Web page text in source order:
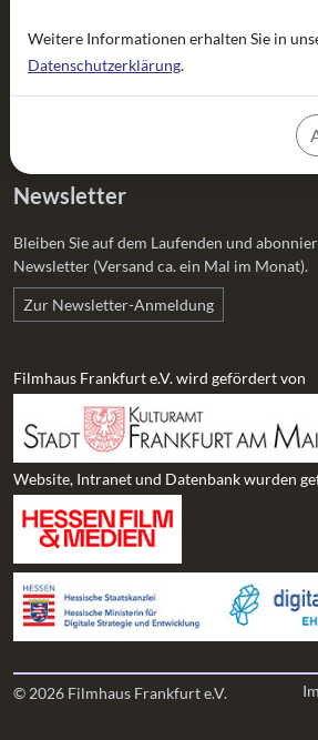
Fahrgasse 89
60311 Frankfurt
Tel.:069 / 13 37 99 94
Newsletter
Bleiben Sie auf dem Laufenden und
Newsletter (Versand ca. ein Mal im Monat).
Zur Newsletter-Anmeldung
Filmhaus Frankfurt e.V. wird gefördert von
Website, Intranet und Datenbank wurden
© 2026 Filmhaus Frankfurt e.V.
Weitere Informationen erhalten Sie in
Datenschutzerklärung.